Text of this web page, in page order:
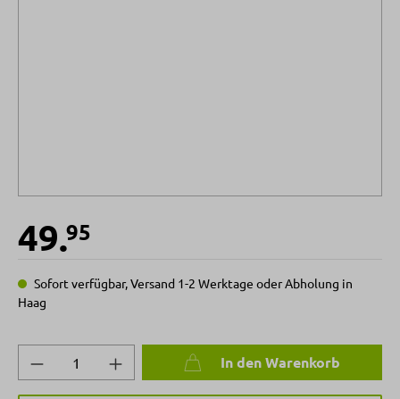
49.95
Sofort verfügbar, Versand 1-2 Werktage oder Abholung in
Haag
Produkt Anzahl: Gib den gewünschten
In den Warenkorb